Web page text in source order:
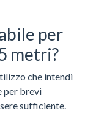
per
metri?
che intendi
per brevi
sufficiente.